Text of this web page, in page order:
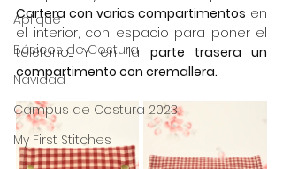
Aplique
Básicos de Costura
Navidad
Campus de Costura 2023
My First Stitches
Cartera con varios compartimentos en
el interior, con espacio para poner el
teléfono.... Y en la parte trasera un
compartimento con cremallera.